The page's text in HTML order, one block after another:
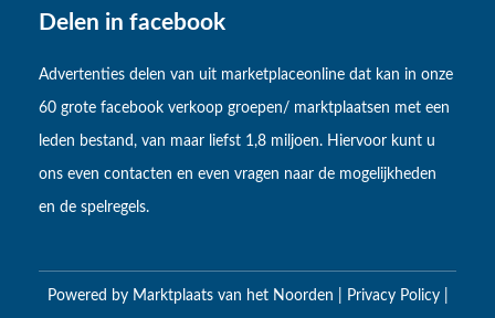
Delen in facebook
Advertenties delen van uit marketplaceonline dat kan in onze
60 grote facebook verkoop groepen/ marktplaatsen met een
leden bestand, van maar liefst 1,8 miljoen. Hiervoor kunt u
ons even contacten en even vragen naar de mogelijkheden
en de spelregels.
Powered by Marktplaats van het Noorden Privacy Policy